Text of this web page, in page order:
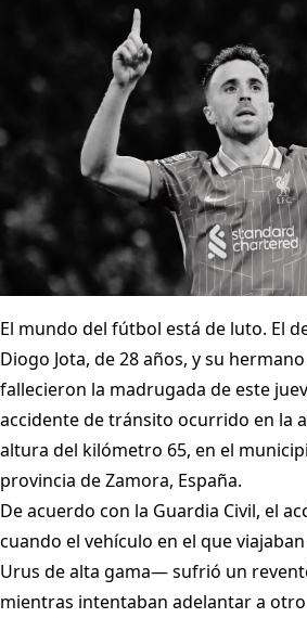
El mundo del fútbol está de luto. El
Diogo Jota, de 28 años, y su
fallecieron la madrugada de este
accidente de tránsito ocurrido en la
altura del kilómetro 65, en el
provincia de Zamora, España.
De acuerdo con la Guardia Civil, el
cuando el vehículo en el que
Urus de alta gama— sufrió un
mientras intentaban adelantar a